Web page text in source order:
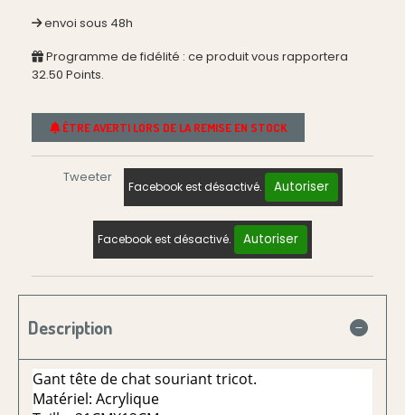
envoi sous 48h
Programme de fidélité : ce produit vous rapportera
32.50 Points.
ÊTRE AVERTI LORS DE LA REMISE EN STOCK
Tweeter
Facebook est désactivé. Autoriser
Facebook est désactivé. Autoriser
Description
Gant tête de chat souriant tricot.
Matériel: Acrylique